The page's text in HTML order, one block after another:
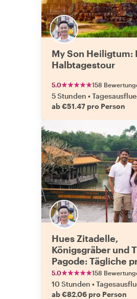
My Son Heiligtum:
Halbtagestour
5.0 158
5 Stunden •
ab €51.47 pro Person
Hues Zitadelle,
Königsgräber und
Pagode: Tägliche
Erkundung
5.0 158
10 Stunden •
ab €82.06 pro Person